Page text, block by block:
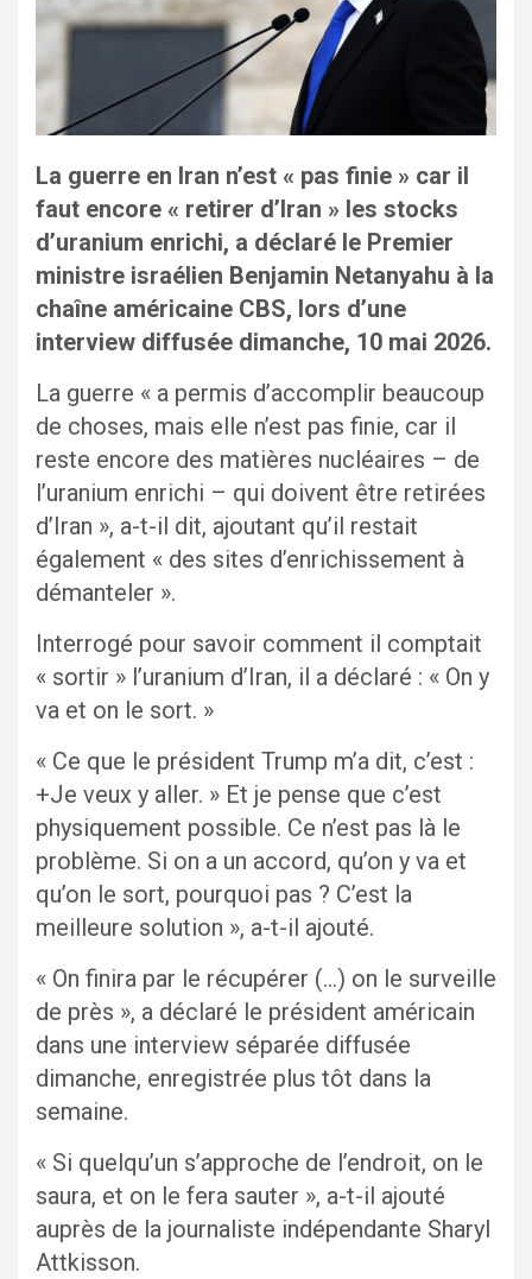
La guerre en Iran n’est « pas finie » car il
faut encore « retirer d’Iran » les stocks
d’uranium enrichi, a déclaré le Premier
ministre israélien Benjamin Netanyahu à la
chaîne américaine CBS, lors d’une
interview diffusée dimanche, 10 mai 2026.
La guerre « a permis d’accomplir beaucoup
de choses, mais elle n’est pas finie, car il
reste encore des matières nucléaires – de
l’uranium enrichi – qui doivent être retirées
d’Iran », a-t-il dit, ajoutant qu’il restait
également « des sites d’enrichissement à
démanteler ».
Interrogé pour savoir comment il comptait
« sortir » l’uranium d’Iran, il a déclaré : « On y
va et on le sort. »
« Ce que le président Trump m’a dit, c’est :
+Je veux y aller. » Et je pense que c’est
physiquement possible. Ce n’est pas là le
problème. Si on a un accord, qu’on y va et
qu’on le sort, pourquoi pas ? C’est la
meilleure solution », a-t-il ajouté.
« On finira par le récupérer (…) on le surveille
de près », a déclaré le président américain
dans une interview séparée diffusée
dimanche, enregistrée plus tôt dans la
semaine.
« Si quelqu’un s’approche de l’endroit, on le
saura, et on le fera sauter », a-t-il ajouté
auprès de la journaliste indépendante Sharyl
Attkisson.